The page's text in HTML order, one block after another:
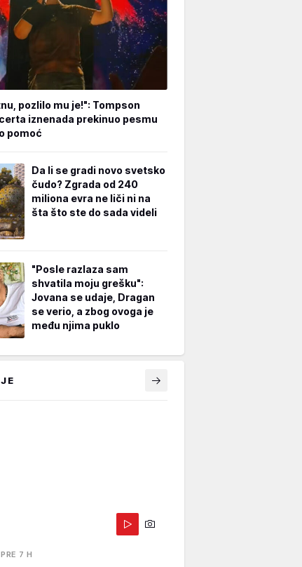
pozlilo mu je!": Tompson
iznenada prekinuo pesmu
pomoć
Da li se gradi novo svetsko
čudo? Zgrada od 240
miliona evra ne liči ni na
šta što ste do sada videli
"Posle razlaza sam
shvatila moju grešku":
Jovana se udaje, Dragan
se verio, a zbog ovoga je
među njima puklo
PRE 7 H